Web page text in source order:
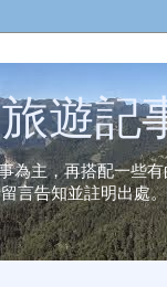
遊記
為主，再搭配一些
言告知並註明出處